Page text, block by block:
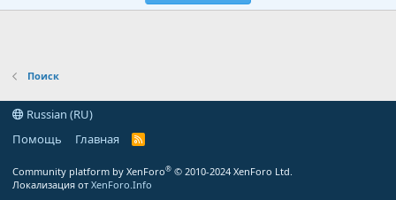
Поиск
Russian (RU)
Помощь
Главная
R
Community platform by XenForo® © 2010-2024 XenForo Ltd.
Локализация от XenForo.Info